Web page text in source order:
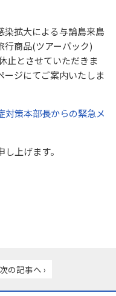
染拡大による与論島来島
行商品(ツアーパック)
止とさせていただきま
ージにてご案内いたしま
対策本部長からの緊急メ
上げます。
次の記事へ ›